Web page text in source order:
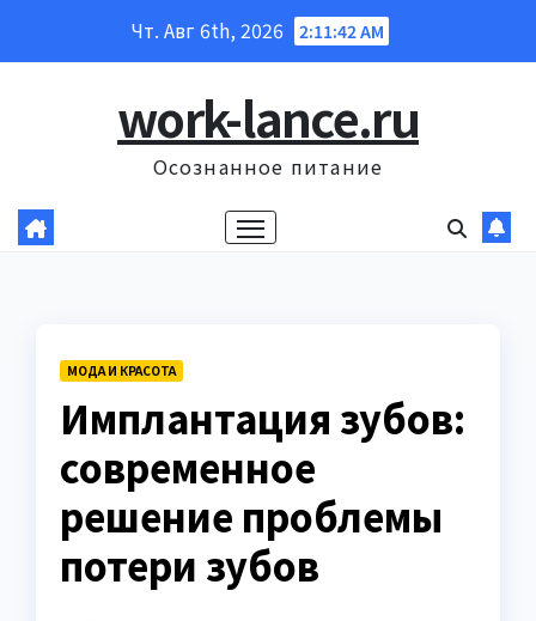
Чт. Авг 6th, 2026 2:11:43 AM
work-lance.ru
Осознанное питание
МОДА И КРАСОТА
Имплантация зубов:
современное
решение проблемы
потери зубов